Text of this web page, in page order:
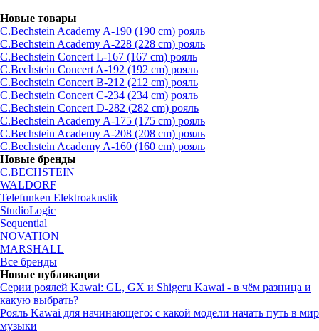
Новые товары
C.Bechstein Academy A-190 (190 cm) рояль
C.Bechstein Academy A-228 (228 cm) рояль
C.Bechstein Concert L-167 (167 cm) рояль
C.Bechstein Concert A-192 (192 cm) рояль
C.Bechstein Concert B-212 (212 cm) рояль
C.Bechstein Concert С-234 (234 cm) рояль
C.Bechstein Concert D-282 (282 cm) рояль
C.Bechstein Academy A-175 (175 cm) рояль
C.Bechstein Academy A-208 (208 cm) рояль
C.Bechstein Academy A-160 (160 cm) рояль
Новые бренды
C.BECHSTEIN
WALDORF
Telefunken Elektroakustik
StudioLogic
Sequential
NOVATION
MARSHALL
Все бренды
Новые публикации
Серии роялей Kawai: GL, GX и Shigeru Kawai - в чём разница и
какую выбрать?
Рояль Kawai для начинающего: с какой модели начать путь в мир
музыки